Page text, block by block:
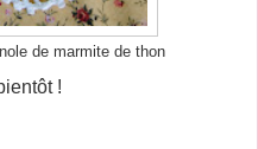
de marmite de thon
!